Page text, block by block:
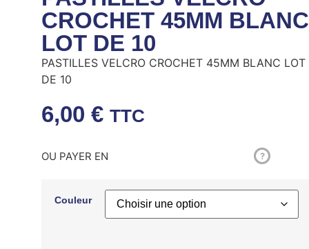
CROCHET 45MM BLANC
LOT DE 10
PASTILLES VELCRO CROCHET 45MM BLANC LOT
DE 10
6,00 € TTC
OU PAYER EN ?
Couleur